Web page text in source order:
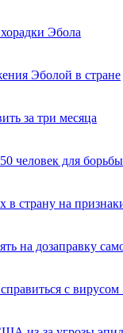
Эбола
Эболой в стране
за три месяца
человек для
на
на дозаправку
с вирусом